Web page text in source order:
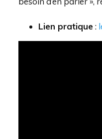
Lien pratique: